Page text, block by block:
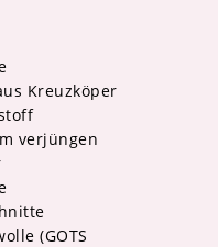
Kreuzköper
verjüngen
(GOTS